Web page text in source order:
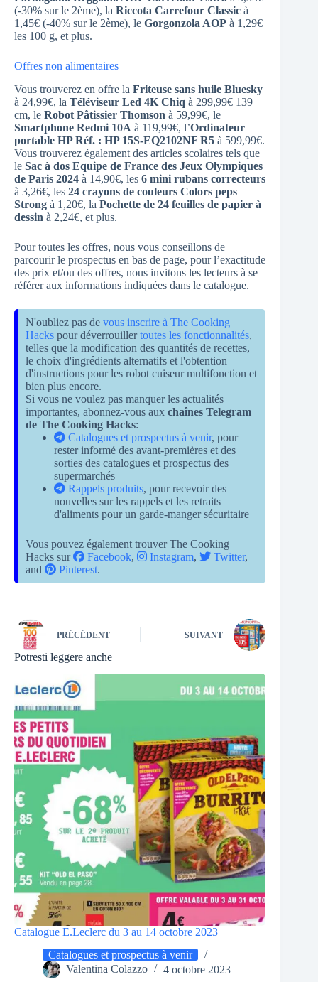
(-30% sur le 2ème), la Riccota Carrefour Classic à
1,45€ (-40% sur le 2ème), le Gorgonzola AOP à 1,29€
les 100 g, et plus.
Offres non alimentaires
Vous trouverez en offre la Friteuse sans huile Bluesky
à 24,99€, la Téléviseur Led 4K Chiq à 299,99€ 139
cm, le Robot Pâtissier Thomson à 59,99€, le
Smartphone Redmi 10A à 119,99€, l’Ordinateur
portable HP Réf. : HP 15S-EQ2102NF R5 à 599,99€.
Vous trouverez également des articles scolaires tels que
le Sac à dos Equipe de France des Jeux Olympiques
de Paris 2024 à 14,90€, les 6 mini rubans correcteurs
à 3,26€, les 24 crayons de couleurs Colors peps
Strong à 1,20€, la Pochette de 24 feuilles de papier à
dessin à 2,24€, et plus.
Pour toutes les offres, nous vous conseillons de
parcourir le prospectus en bas de page, pour l’exactitude
des prix et/ou des offres, nous invitons les lecteurs à se
référer aux informations indiquées dans le catalogue.
N'oubliez pas de vous inscrire à The Cooking
Hacks pour déverrouillertoutes les fonctionnalités,
telles que la modification des quantités de recettes,
le choix d'ingrédients alternatifs et l'obtention
d'instructions pour les robot cuiseur multifonction et
bien plus encore.
Si vous ne voulez pas manquer les actualités
importantes, abonnez-vous aux chaînes Telegram
de The Cooking Hacks:
Catalogues et prospectus à venir, pour
rester informé des avant-premières et des
sorties des catalogues et prospectus des
supermarchés
Rappels produits, pour recevoir des
nouvelles sur les rappels et les retraits
d'aliments pour un garde-manger sécuritaire
Vous pouvez également trouver The Cooking
Hacks sur
Facebook, Instagram, Twitter,
and
Pinterest.
PRÉCÉDENT SUIVANT
Potresti leggere anche
Catalogue E.Leclerc du 3 au 14 octobre 2023
Catalogues et prospectus à venir
Valentina Colazzo
4 octobre 2023